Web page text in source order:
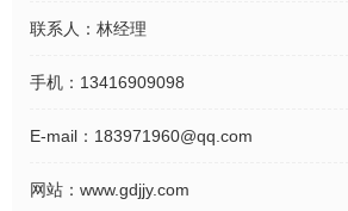
联系人： 林经理
手机： 13416909098
E-mail： 183971960@qq.com
网站： www.gdjjy.com